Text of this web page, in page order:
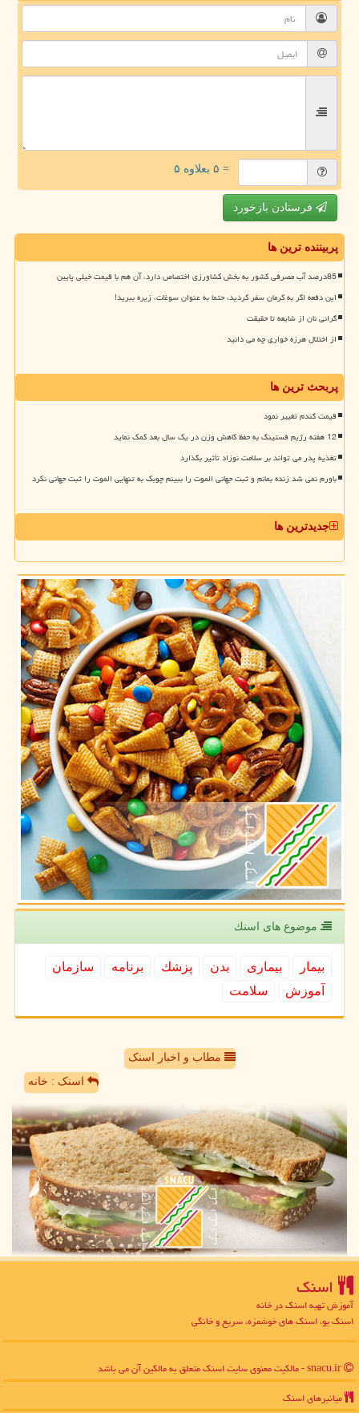
= ۵ بعلاوه ۵
فرستادن بازخورد
پربیننده ترین ها
85درصد آب مصرفی کشور به بخش کشاورزی اختصاص دارد، آن هم با قیمت خیلی پایین
این دفعه اگر به کرمان سفر کردید، حتما به عنوان سوغات، زیره ببرید!
گرانی نان از شایعه تا حقیقت
از اختلال هرزه خواری چه می دانید
پربحث ترین ها
قیمت گندم تغییر نمود
12 هفته رژیم فستینگ به حفظ کاهش وزن در یک سال بعد کمک نماید
تغذیه پدر می تواند بر سلامت نوزاد تأثیر بگذارد
باورم نمی شد زنده بمانم و ثبت جهانی الموت را ببینم چوبک به تنهایی الموت را ثبت جهانی نکرد
جدیدترین ها
موضوع های اسنك
بیمار بیماری بدن پزشك برنامه
سازمان
آموزش
سلامت
مطاب و اخبار اسنک
اسنک : خانه
اسنك
آموزش تهیه اسنک در خانه
اسنک یو، اسنک های خوشمزه، سریع و خانگی
میانبرهای اسنك